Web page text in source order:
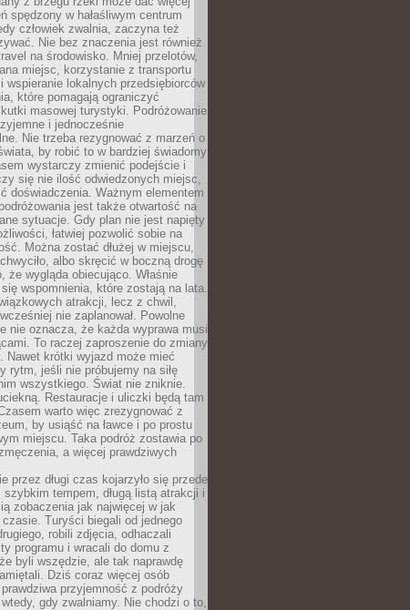
spędzony w hałaśliwym centrum
człowiek zwalnia, zaczyna też
Nie bez znaczenia jest również
na środowisko. Mniej przelotów,
miejsc, korzystanie z transportu
wspieranie lokalnych przedsiębiorców
które pomagają ograniczyć
masowej turystyki. Podróżowanie
i jednocześnie
Nie trzeba rezygnować z marzeń o
by robić to w bardziej świadomy
wystarczy zmienić podejście i
się nie ilość odwiedzonych miejsc,
doświadczenia. Ważnym elementem
jest także otwartość na
sytuacje. Gdy plan nie jest napięty
łatwiej pozwolić sobie na
Można zostać dłużej w miejscu,
albo skręcić w boczną drogę
że wygląda obiecująco. Właśnie
wspomnienia, które zostają na lata.
atrakcji, lecz z chwil,
nie zaplanował. Powolne
nie oznacza, że każda wyprawa musi
To raczej zaproszenie do zmiany
Nawet krótki wyjazd może mieć
rytm, jeśli nie próbujemy na siłę
wszystkiego. Świat nie zniknie.
Restauracje i uliczki będą tam
warto więc zrezygnować z
by usiąść na ławce i po prostu
miejscu. Taka podróż zostawia po
a więcej prawdziwych
przez długi czas kojarzyło się przede
tempem, długą listą atrakcji i
zobaczenia jak najwięcej w jak
Turyści biegali od jednego
robili zdjęcia, odhaczali
programu i wracali do domu z
byli wszędzie, ale tak naprawdę
Dziś coraz więcej osób
przyjemność z podróży
gdy zwalniamy. Nie chodzi o to,